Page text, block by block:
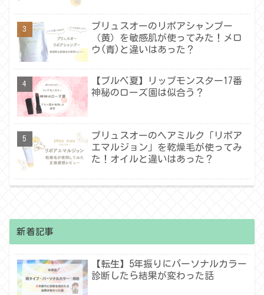
プリュスオーのリポアシャンプー
（黄）を敏感肌が使ってみた！メロ
ウ(青)と違いはあった？
【ブルベ夏】リップモンスター17番
神秘のローズ園は似合う？
プリュスオーのヘアミルク「リポア
エマルジョン」を乾燥毛が使ってみ
た！オイルと違いはあった？
新着記事
【転生】5年振りにパーソナルカラー
診断したら結果が変わった話